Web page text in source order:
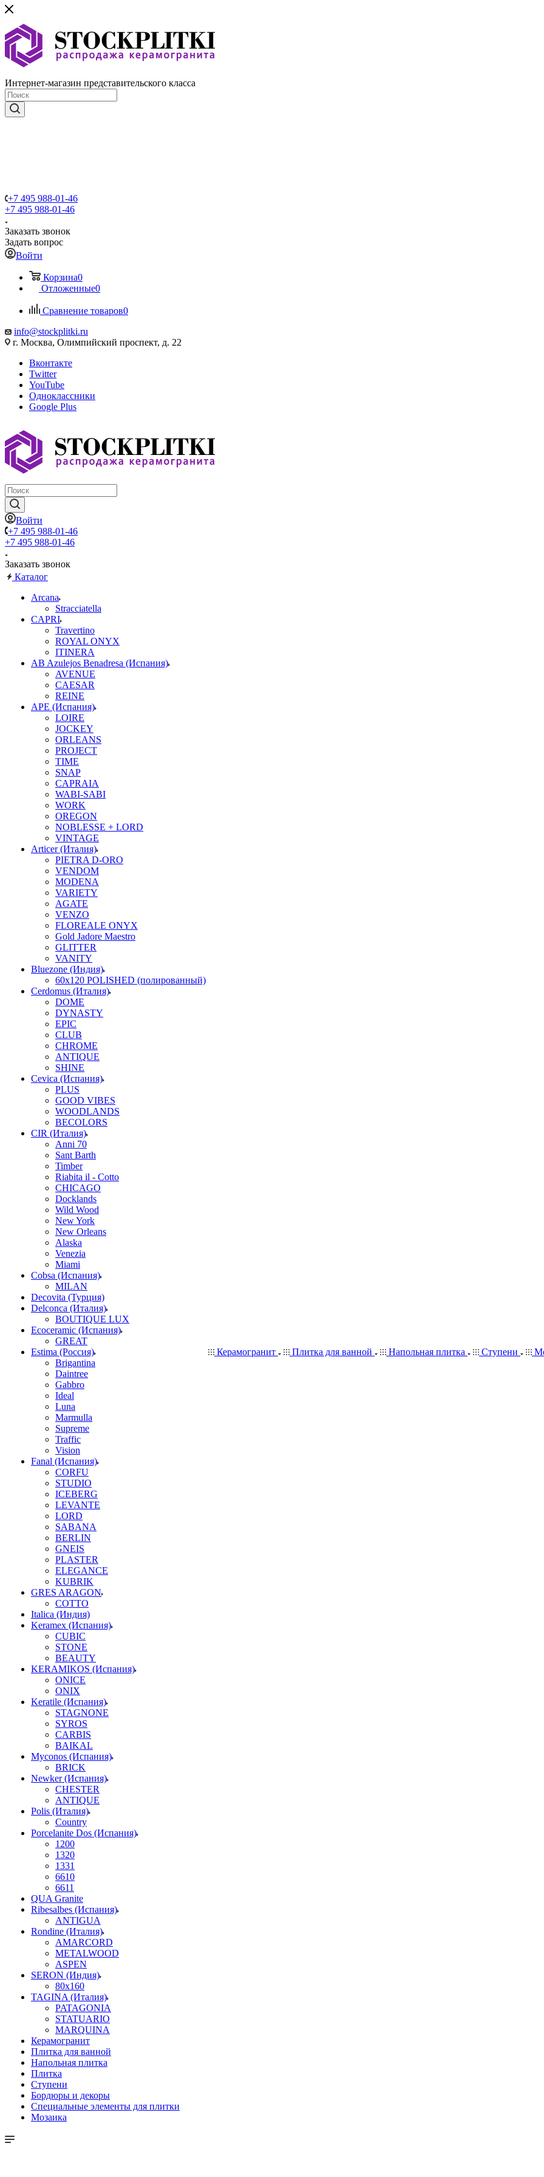
Интернет-магазин представительского класса
+7 495 988-01-46
+7 495 988-01-46
Заказать звонок
Задать вопрос
Войти
Корзина0
Отложенные0
Сравнение товаров0
info@stockplitki.ru
г. Москва, Олимпийский проспект, д. 22
Вконтакте
Twitter
YouTube
Одноклассники
Google Plus
Войти
+7 495 988-01-46
+7 495 988-01-46
Заказать звонок
Каталог
Arcana
Stracciatella
CAPRI
Travertino
ROYAL ONYX
ITINERA
AB Azulejos Benadresa (Испания)
AVENUE
CAESAR
REINE
APE (Испания)
LOIRE
JOCKEY
ORLEANS
PROJECT
TIME
SNAP
CAPRAIA
WABI-SABI
WORK
OREGON
NOBLESSE + LORD
VINTAGE
Articer (Италия)
PIETRA D-ORO
VENDOM
MODENA
VARIETY
AGATE
VENZO
FLOREALE ONYX
Gold Jadore Maestro
GLITTER
VANITY
Bluezone (Индия)
60х120 POLISHED (полированный)
Cerdomus (Италия)
DOME
DYNASTY
EPIC
CLUB
CHROME
ANTIQUE
SHINE
Cevica (Испания)
PLUS
GOOD VIBES
WOODLANDS
BECOLORS
CIR (Италия)
Anni 70
Sant Barth
Timber
Riabita il - Cotto
CHICAGO
Docklands
Wild Wood
New York
New Orleans
Alaska
Venezia
Miami
Cobsa (Испания)
MILAN
Decovita (Турция)
Delconca (Италия)
BOUTIQUE LUX
Ecoceramic (Испания)
GREAT
Estima (Россия)
Brigantina
Daintree
Gabbro
Ideal
Luna
Marmulla
Supreme
Traffic
Vision
Fanal (Испания)
CORFU
STUDIO
ICEBERG
LEVANTE
LORD
SABANA
BERLIN
GNEIS
PLASTER
ELEGANCE
KUBRIK
GRES ARAGON
COTTO
Italica (Индия)
Keramex (Испания)
CUBIC
STONE
BEAUTY
KERAMIKOS (Испания)
ONICE
ONIX
Keratile (Испания)
STAGNONE
SYROS
CARBIS
BAIKAL
Myconos (Испания)
BRICK
Newker (Испания)
CHESTER
ANTIQUE
Polis (Италия)
Country
Porcelanite Dos (Испания)
1200
1320
1331
6610
6611
QUA Granite
Ribesalbes (Испания)
ANTIGUA
Rondine (Италия)
AMARCORD
METALWOOD
ASPEN
SERON (Индия)
80x160
TAGINA (Италия)
PATAGONIA
STATUARIO
MARQUINA
Керамогранит
Плитка для ванной
Напольная плитка
Плитка
Ступени
Бордюры и декоры
Специальные элементы для плитки
Мозаика
Керамогранит Плитка для ванной Напольная плитка Ступени